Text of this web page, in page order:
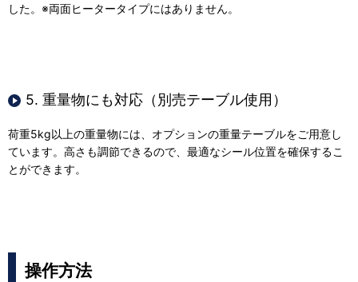
した。※両面ヒータータイプにはありません。
5. 重量物にも対応（別売テーブル使用）
荷重5kg以上の重量物には、オプションの重量テーブルをご用意し
ています。高さも調節できるので、最適なシール位置を確保するこ
とができます。
操作方法